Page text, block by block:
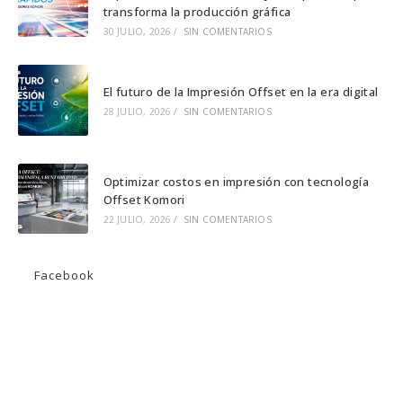
pestaña pestaña pestaña
transforma la producción gráfica
30 JULIO, 2026 / SIN COMENTARIOS
El futuro de la Impresión Offset en la era digital
28 JULIO, 2026 / SIN COMENTARIOS
Optimizar costos en impresión con tecnología
Offset Komori
22 JULIO, 2026 / SIN COMENTARIOS
Facebook